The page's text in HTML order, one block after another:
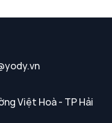
Việt Hoà - TP Hải